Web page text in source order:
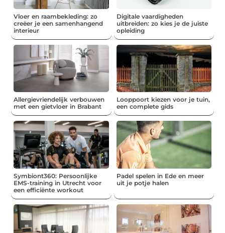
Vloer en raambekleding: zo
creëer je een samenhangend
interieur
Digitale vaardigheden
uitbreiden: zo kies je de juiste
opleiding
Allergievriendelijk verbouwen
met een gietvloer in Brabant
Looppoort kiezen voor je tuin,
een complete gids
Symbiont360: Persoonlijke
EMS-training in Utrecht voor
een efficiënte workout
Padel spelen in Ede en meer
uit je potje halen